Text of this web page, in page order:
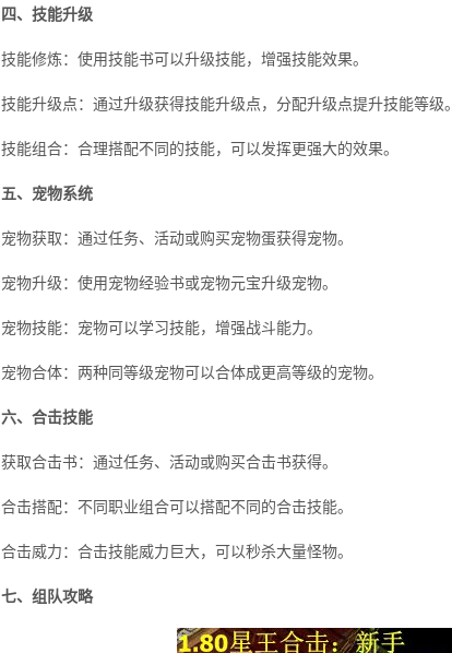
四、技能升级
技能修炼：使用技能书可以升级技能，增强技能效果。
技能升级点：通过升级获得技能升级点，分配升级点提升技能等级。
技能组合：合理搭配不同的技能，可以发挥更强大的效果。
五、宠物系统
宠物获取：通过任务、活动或购买宠物蛋获得宠物。
宠物升级：使用宠物经验书或宠物元宝升级宠物。
宠物技能：宠物可以学习技能，增强战斗能力。
宠物合体：两种同等级宠物可以合体成更高等级的宠物。
六、合击技能
获取合击书：通过任务、活动或购买合击书获得。
合击搭配：不同职业组合可以搭配不同的合击技能。
合击威力：合击技能威力巨大，可以秒杀大量怪物。
七、组队攻略